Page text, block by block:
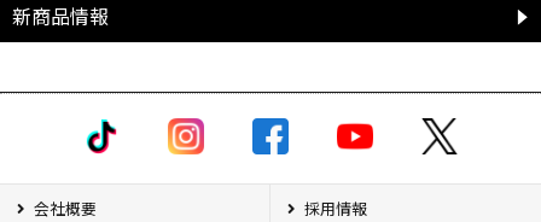
新商品情報
会社概要 採用情報